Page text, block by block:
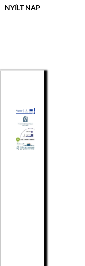
NYÍLT NAP